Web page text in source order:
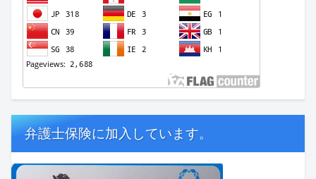
弁護士保険に加入しています。